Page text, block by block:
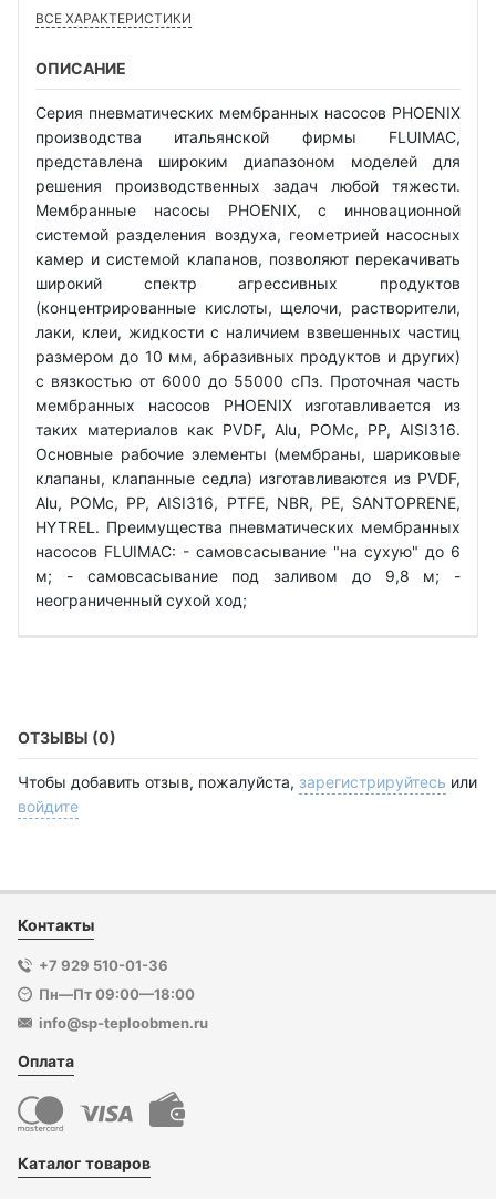
ВСЕ ХАРАКТЕРИСТИКИ
ОПИСАНИЕ
Серия пневматических мембранных насосов PHOENIX
производства итальянской фирмы FLUIMAC,
представлена широким диапазоном моделей для
решения производственных задач любой тяжести.
Мембранные насосы PHOENIX, с инновационной
системой разделения воздуха, геометрией насосных
камер и системой клапанов, позволяют перекачивать
широкий спектр агрессивных продуктов
(концентрированные кислоты, щелочи, растворители,
лаки, клеи, жидкости с наличием взвешенных частиц
размером до 10 мм, абразивных продуктов и других)
с вязкостью от 6000 до 55000 сПз. Проточная часть
мембранных насосов PHOENIX изготавливается из
таких материалов как PVDF, Alu, POMc, PP, AISI316.
Основные рабочие элементы (мембраны, шариковые
клапаны, клапанные седла) изготавливаются из PVDF,
Alu, POMc, PP, AISI316, PTFE, NBR, PE, SANTOPRENE,
HYTREL. Преимущества пневматических мембранных
насосов FLUIMAC: - самовсасывание "на сухую" до 6
м; - самовсасывание под заливом до 9,8 м; -
неограниченный сухой ход;
ОТЗЫВЫ (0)
Чтобы добавить отзыв, пожалуйста, зарегистрируйтесь или
войдите
Контакты
+7 929 510-01-36
Пн—Пт 09:00—18:00
info@sp-teploobmen.ru
Оплата
Каталог товаров